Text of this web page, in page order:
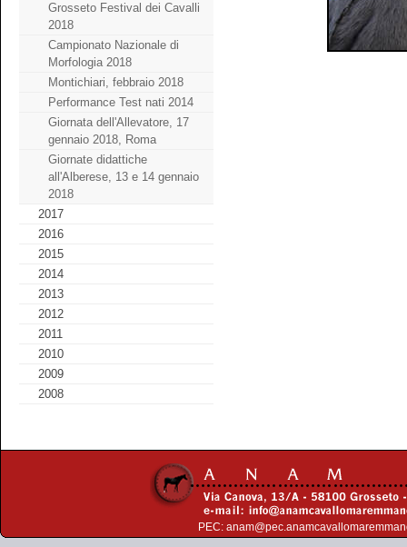
Grosseto Festival dei Cavalli
2018
Campionato Nazionale di
Morfologia 2018
Montichiari, febbraio 2018
Performance Test nati 2014
Giornata dell'Allevatore, 17
gennaio 2018, Roma
Giornate didattiche
all'Alberese, 13 e 14 gennaio
2018
2017
2016
2015
2014
2013
2012
2011
2010
2009
2008
PEC: